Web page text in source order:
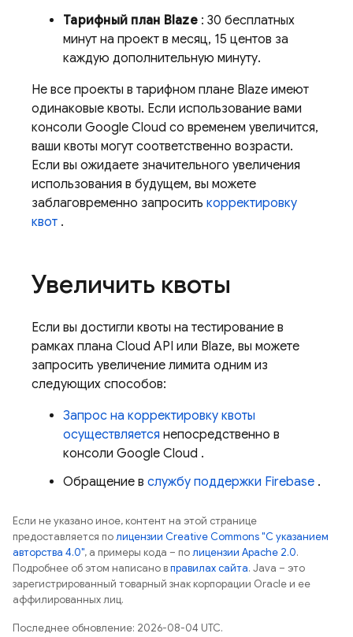
Тарифный план Blaze: 30 бесплатных
минут на проект в месяц, 15 центов за
каждую дополнительную минуту.
Не все проекты в тарифном плане Blaze имеют
одинаковые квоты. Если использование вами
консоли Google Cloud со временем увеличится,
ваши квоты могут соответственно возрасти.
Если вы ожидаете значительного увеличения
использования в будущем, вы можете
заблаговременно запросить корректировку
квот .
Увеличить квоты
Если вы достигли квоты на тестирование в
рамках плана Cloud API или Blaze, вы можете
запросить увеличение лимита одним из
следующих способов:
Запрос на корректировку квоты
осуществляется непосредственно в
консоли Google Cloud .
Обращение в службу поддержки Firebase .
Если не указано иное, контент на этой странице
предоставляется полицензии Creative Commons "С указанием
авторства 4.0", а примеры кода – полицензии Apache 2.0.
Подробнее об этом написано вправилах сайта. Java – это
зарегистрированный товарный знак корпорации Oracle и ее
аффилированных лиц.
Последнее обновление: 2026-08-04 UTC.